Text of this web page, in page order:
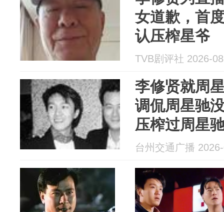
女道歉，首
认压榨星爷
TVB剧评社 2026-
李修贤就周
调侃周星驰
压榨过周星
此前周星驰
台州交通广播